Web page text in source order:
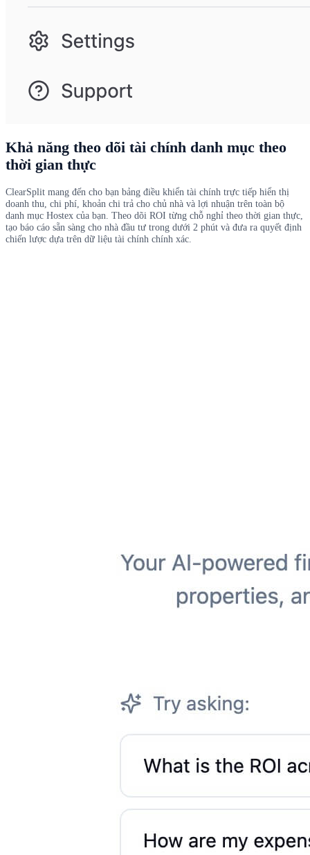
Khả năng theo dõi tài chính danh mục theo
thời gian thực
ClearSplit mang đến cho bạn bảng điều khiển tài chính trực tiếp hiển thị
doanh thu, chi phí, khoản chi trả cho chủ nhà và lợi nhuận trên toàn bộ
danh mục Hostex của bạn. Theo dõi ROI từng chỗ nghỉ theo thời gian thực,
tạo báo cáo sẵn sàng cho nhà đầu tư trong dưới 2 phút và đưa ra quyết định
chiến lược dựa trên dữ liệu tài chính chính xác.